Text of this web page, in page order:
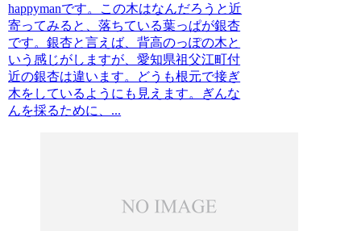
happymanです。この木はなんだろうと近
寄ってみると、落ちている葉っぱが銀杏
です。銀杏と言えば、背高のっぽの木と
いう感じがしますが、愛知県祖父江町付
近の銀杏は違います。どうも根元で接ぎ
木をしているようにも見えます。ぎんな
んを採るために、...